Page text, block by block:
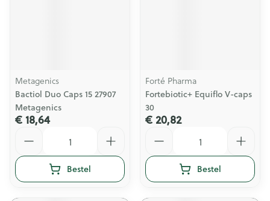
Metagenics
Bactiol Duo Caps 15 27907
Metagenics
€ 18,64
Bestel
Forté Pharma
Fortebiotic+ Equiflo V-caps
30
€ 20,82
Bestel